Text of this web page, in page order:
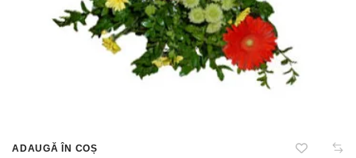
ADAUGĂ ÎN COȘ